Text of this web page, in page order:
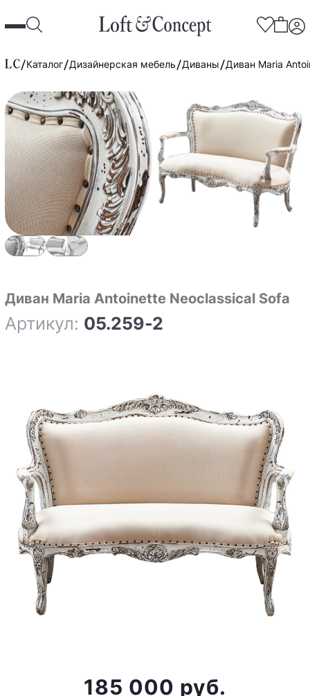
Каталог Дизайнерская мебель Диваны Диван Maria
Диван Maria Antoinette Neoclassical Sofa
Артикул: 05.259-2
185 000 руб.